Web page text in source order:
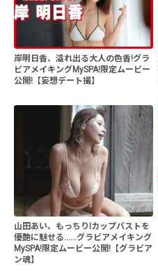
岸明日香、溢れ出る大人の色香!グラ
ビアメイキングMySPA!限定ムービー
公開!【妄想デート撮】
山田あい、もっちりIカップバストを
優艶に魅せる......グラビアメイキング
MySPA!限定ムービー公開!【グラビア
ン魂】